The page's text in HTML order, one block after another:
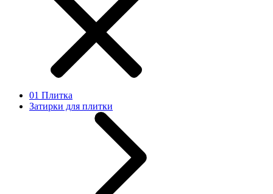
01 Плитка
Затирки для плитки